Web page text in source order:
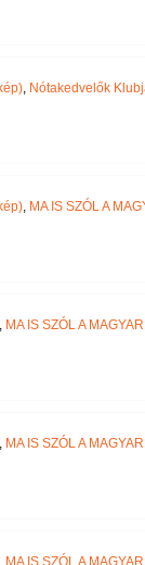
, Nótakedvelők
, MA IS SZÓL A
, MA IS SZÓL A
, MA IS SZÓL A
, MA IS SZÓL A